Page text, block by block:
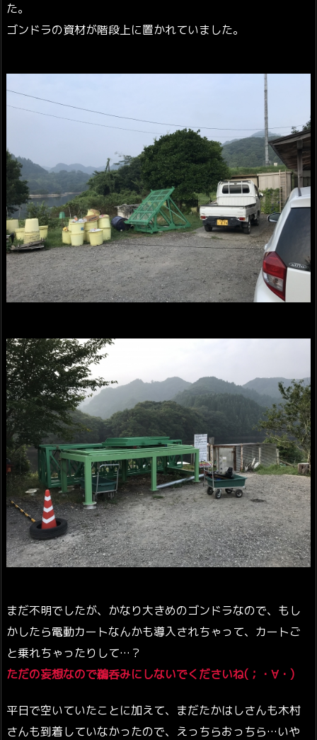
た。
ゴンドラの資材が階段上に置かれていました。
まだ不明でしたが、かなり大きめのゴンドラなので、もし
かしたら電動カートなんかも導入されちゃって、カートご
と乗れちゃったりして…？
ただの妄想なので鵜呑みにしないでくださいね(；・∀・)
平日で空いていたことに加えて、まだたかはしさんも木村
さんも到着していなかったので、えっちらおっちら…いや